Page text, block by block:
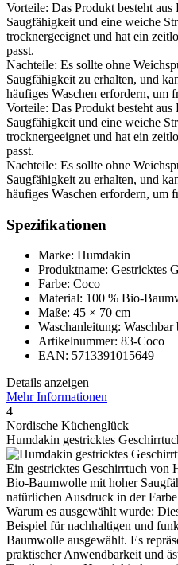
Vorteile: Das Produkt besteht
Saugfähigkeit und eine weiche
trocknergeeignet und hat ein
passt.
Nachteile: Es sollte ohne
Saugfähigkeit zu erhalten, und
häufiges Waschen erfordern, um
Vorteile: Das Produkt besteht
Saugfähigkeit und eine weiche
trocknergeeignet und hat ein
passt.
Nachteile: Es sollte ohne
Saugfähigkeit zu erhalten, und
häufiges Waschen erfordern, um
Spezifikationen
Marke: Humdakin
Produktname: Gestricktes
Farbe: Coco
Material: 100 % Bio-
Maße: 45 × 70 cm
Waschanleitung:
Artikelnummer: 83-Coco
EAN: 5713391015649
Details anzeigen
Mehr Informationen
4
Nordische Küchenglück
Humdakin gestricktes
Ein gestricktes Geschirrtuch von
Bio-Baumwolle mit hoher
natürlichen Ausdruck in der
Warum es ausgewählt wurde:
Beispiel für nachhaltigen und
Baumwolle ausgewählt. Es
praktischer Anwendbarkeit und